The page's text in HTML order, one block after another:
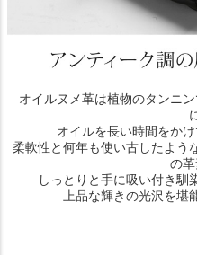
オイルヌメ革は植物のタンニ
オイルを長い時間をか
柔軟性と何年も使い古したよう
の革
しっとりと手に吸い付き馴
上品な輝きの光沢を堪